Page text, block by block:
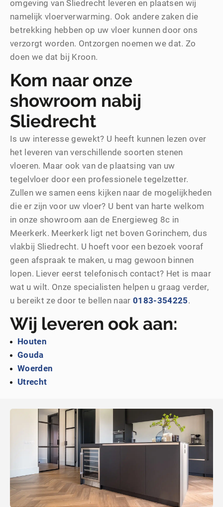
omgeving van Sliedrecht leveren en plaatsen wij
namelijk vloerverwarming. Ook andere zaken die
betrekking hebben op uw vloer kunnen door ons
verzorgt worden. Ontzorgen noemen we dat. Zo
doen we dat bij Kroon.
Kom naar onze
showroom nabij
Sliedrecht
Is uw interesse gewekt? U heeft kunnen lezen over
het leveren van verschillende soorten stenen
vloeren. Maar ook van de plaatsing van uw
tegelvloer door een professionele tegelzetter.
Zullen we samen eens kijken naar de mogelijkheden
die er zijn voor uw vloer? U bent van harte welkom
in onze showroom aan de Energieweg 8c in
Meerkerk. Meerkerk ligt net boven Gorinchem, dus
vlakbij Sliedrecht. U hoeft voor een bezoek vooraf
geen afspraak te maken, u mag gewoon binnen
lopen. Liever eerst telefonisch contact? Het is maar
wat u wilt. Onze specialisten helpen u graag verder,
u bereikt ze door te bellen naar 0183-354225.
Wij leveren ook aan:
Houten
Gouda
Woerden
Utrecht